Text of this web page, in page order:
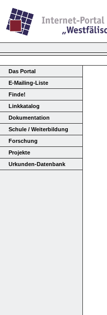
Das Portal
E-Mailing-Liste
Finde!
Linkkatalog
Dokumentation
Schule / Weiterbildung
Forschung
Projekte
Urkunden-Datenbank